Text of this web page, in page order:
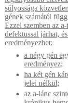
súlyossága
gének számától
Ezzel szemben az
defektussal járhat,
eredményezhet:
a négy gén
eredményez;
ha két gén
jelei nélkül;
az a-lánc